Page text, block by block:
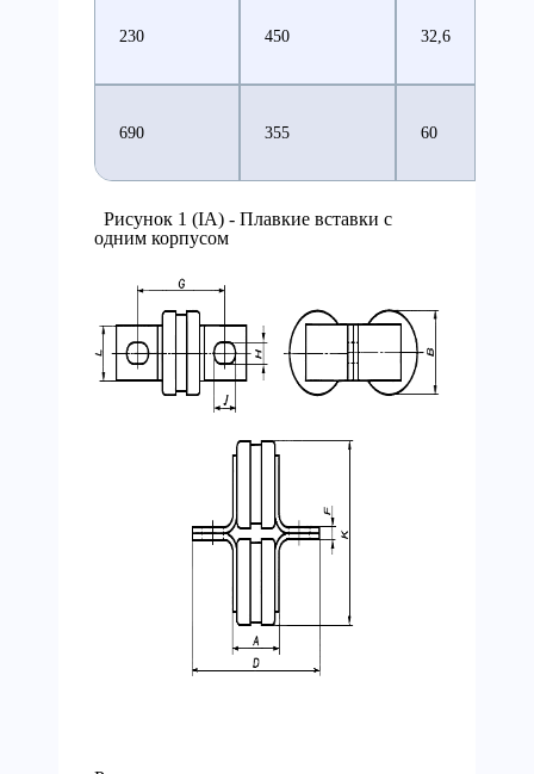
230 450 32,6
690 355 60
Рисунок 1 (IA) - Плавкие вставки с
одним корпусом